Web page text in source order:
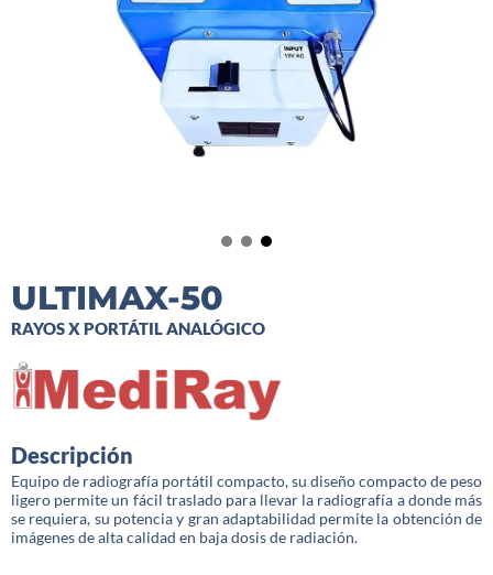
ULTIMAX-50
RAYOS X PORTÁTIL ANALÓGICO
Descripción
Equipo de radiografía portátil compacto, su diseño compacto de peso
ligero permite un fácil traslado para llevar la radiografía a donde más
se requiera, su potencia y gran adaptabilidad permite la obtención de
imágenes de alta calidad en baja dosis de radiación.